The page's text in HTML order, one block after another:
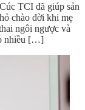
TCI đã giúp sản
chào đời khi mẹ
ngôi ngược và
nhiều […]